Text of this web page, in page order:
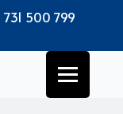
500 799